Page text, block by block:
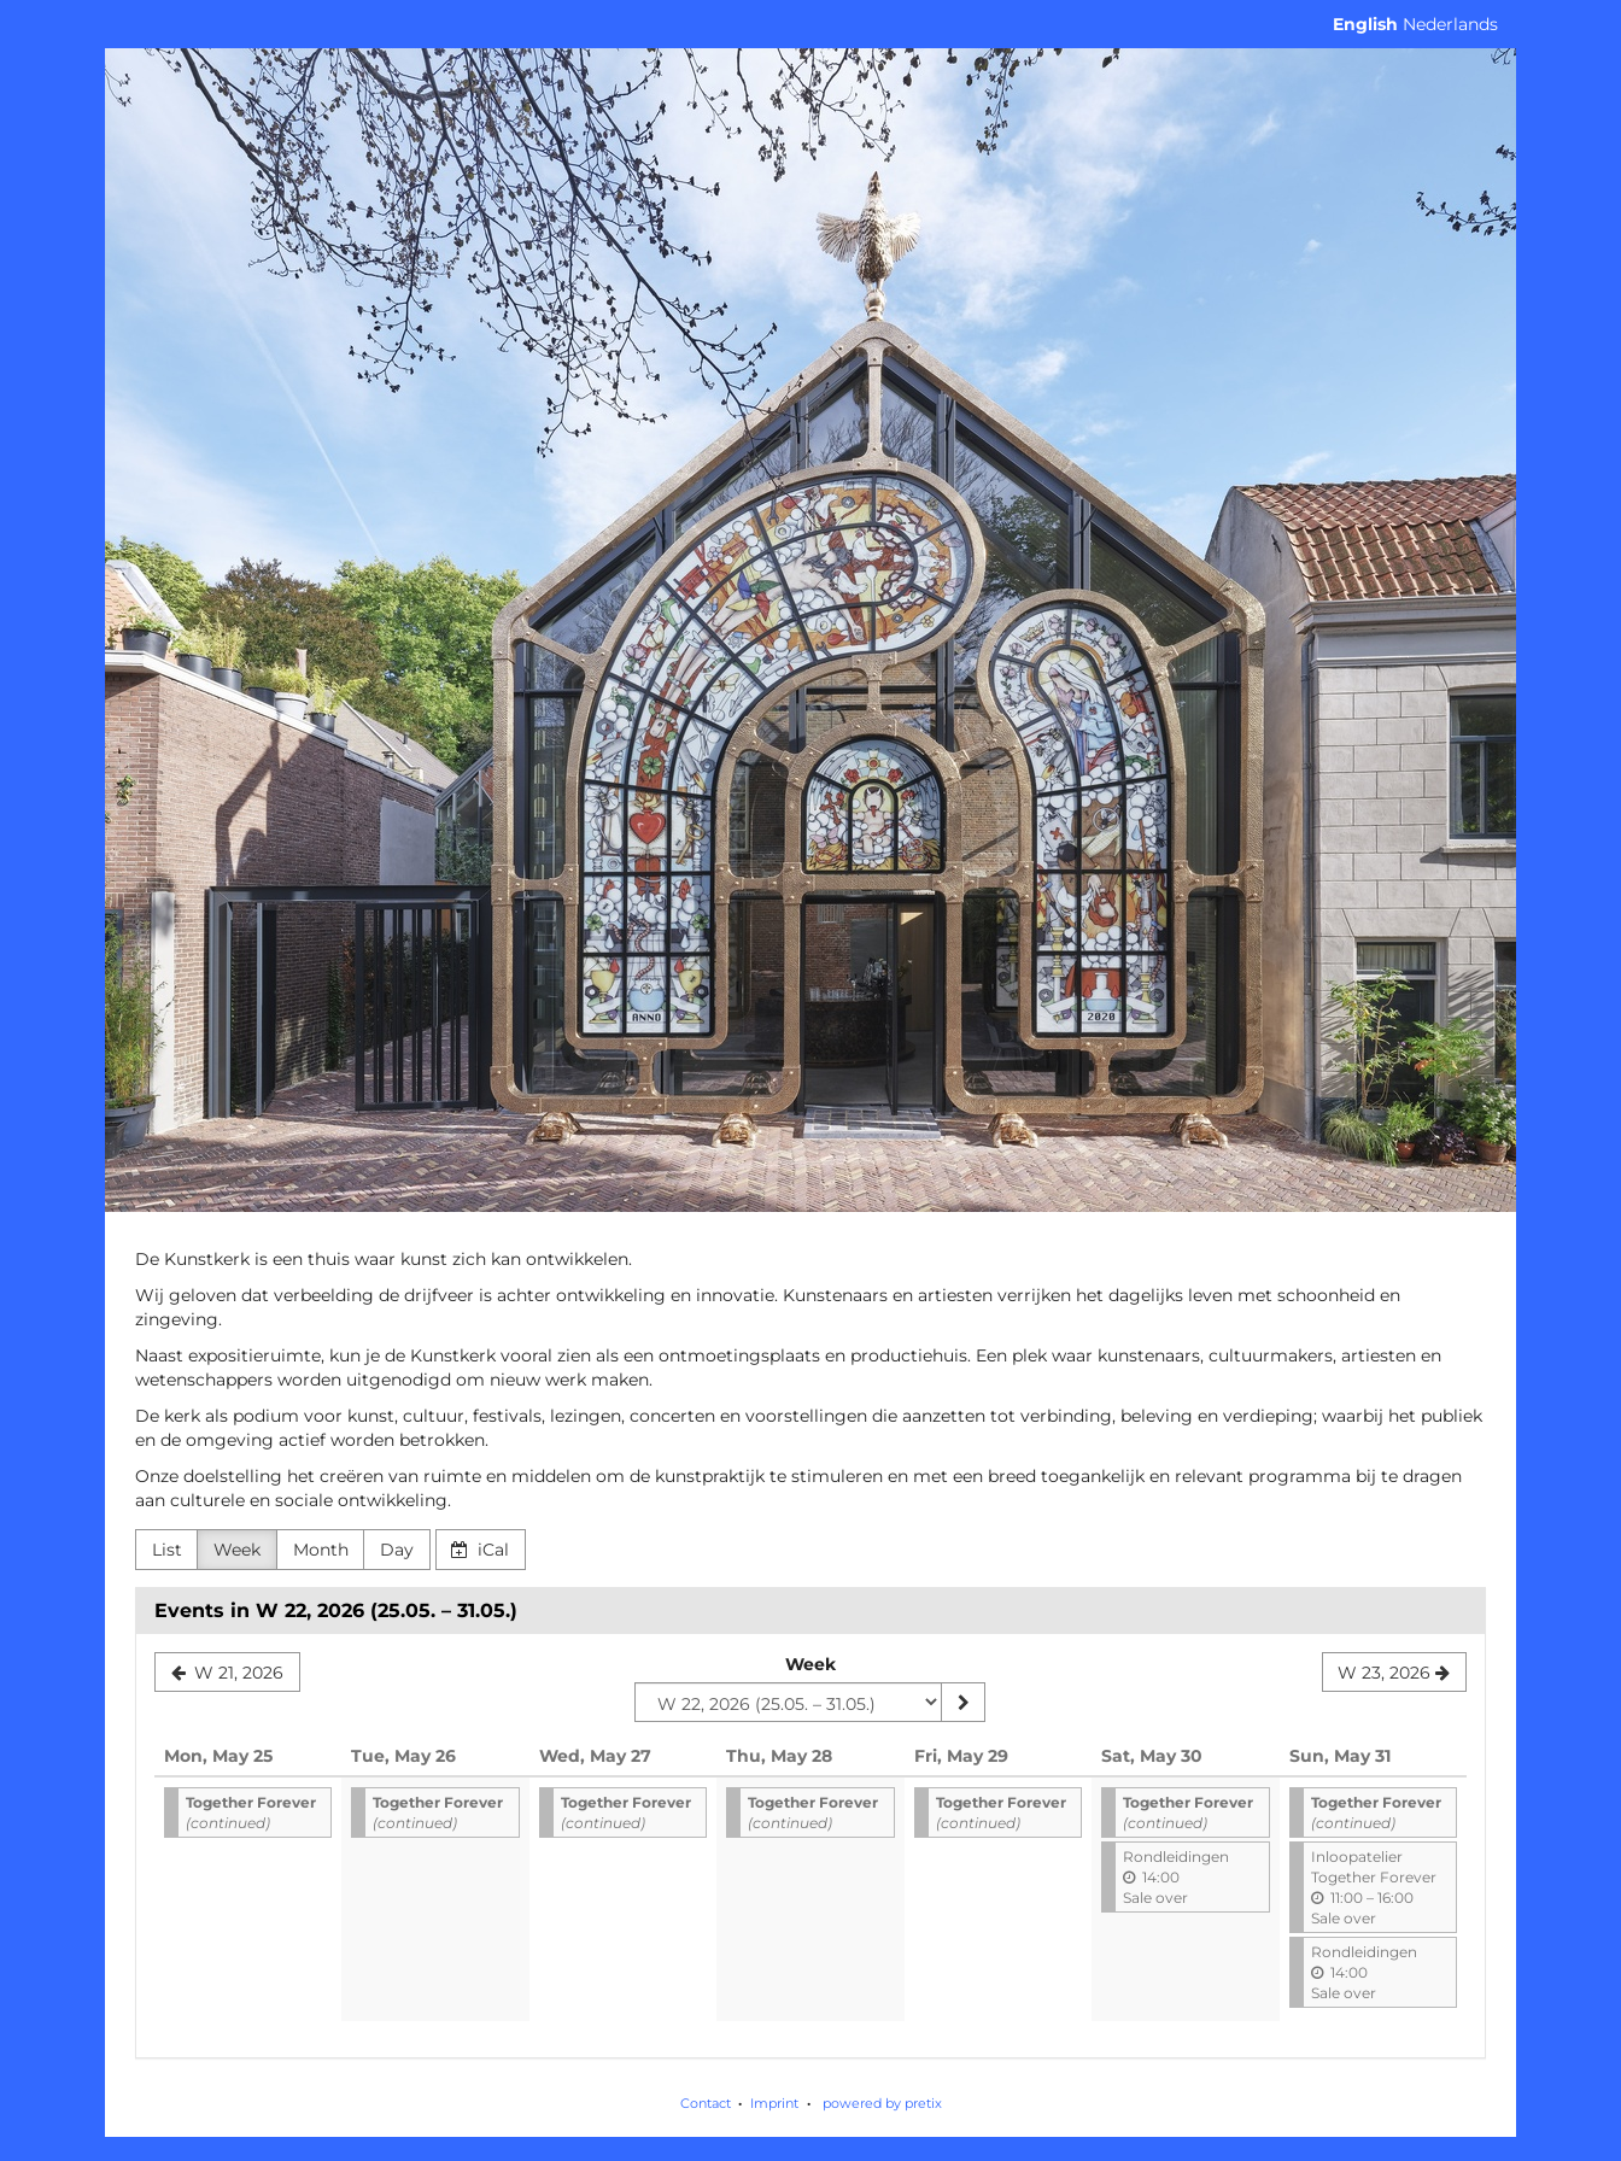
English Nederlands
KUNSTKERK
De Kunstkerk is een thuis waar kunst zich kan ontwikkelen.
Wij geloven dat verbeelding de drijfveer is achter ontwikkeling en innovatie. Kunstenaars en artiesten verrijken het dagelijks leven met schoonheid en
zingeving.
Naast expositieruimte, kun je de Kunstkerk vooral zien als een ontmoetingsplaats en productiehuis. Een plek waar kunstenaars, cultuurmakers, artiesten en
wetenschappers worden uitgenodigd om nieuw werk maken.
De kerk als podium voor kunst, cultuur, festivals, lezingen, concerten en voorstellingen die aanzetten tot verbinding, beleving en verdieping; waarbij het publiek
en de omgeving actief worden betrokken.
Onze doelstelling het creëren van ruimte en middelen om de kunstpraktijk te stimuleren en met een breed toegankelijk en relevant programma bij te dragen
aan culturele en sociale ontwikkeling.
List Week Month Day iCal
Events in W 22, 2026 (25.05. – 31.05.)
W 21, 2026
to
display
Week W 23, 2026
Mon, May 25
Together Forever
(continued)
Tue, May 26
Together Forever
(continued)
Wed, May 27
Together Forever
(continued)
Thu, May 28
Together Forever
(continued)
Fri, May 29
Together Forever
(continued)
Sat, May 30
Together Forever
(continued)
Rondleidingen
14:00
Sale over
Sun, May 31
Together Forever
(continued)
Inloopatelier
Together Forever
11:00 –u
n
t
i
16:00
Sale over
Rondleidingen
14:00
Sale over
Contact Imprint powered by pretix